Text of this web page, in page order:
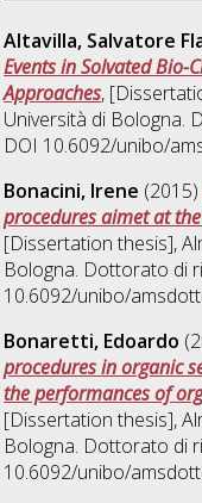
Altavilla, Salvatore
Events in Solvated
Approaches,
Università di Bologna.
DOI 10.6092/unibo/
Bonacini, Irene
procedures aimet at
[Dissertation thesis],
Bologna. Dottorato di
10.6092/unibo/
Bonaretti, Edoardo
procedures in organic
the performances of
[Dissertation thesis],
Bologna. Dottorato di
10.6092/unibo/